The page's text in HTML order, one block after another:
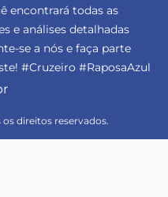
encontrará todas as
e análises detalhadas
se a nós e faça parte
#Cruzeiro #RaposaAzul
direitos reservados.